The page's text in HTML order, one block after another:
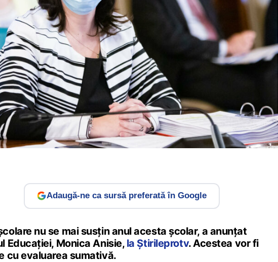
Adaugă-ne ca sursă preferată în Google
nu se mai susțin anul acesta școlar, a anunțat
Educației, Monica Anisie, la Știrileprotv. Acestea vor fi
cu evaluarea sumativă.